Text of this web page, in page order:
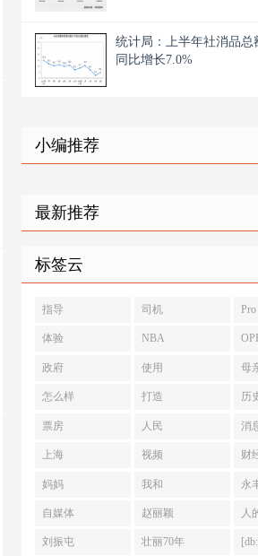
统计局：上半年社消品总
同比增长7.0%
小编推荐
最新推荐
标签云
指导 司机 Pro
体验 NBA
政府 使用 母
怎么样 打造 历
票房 人民 消
上海 视频 财
妈妈 我和 永
自媒体 赵丽颖 人
刘振屯 壮丽70年